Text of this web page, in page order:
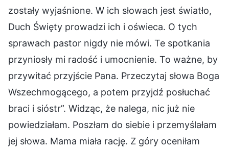
zostały wyjaśnione. W ich słowach jest światło,
Duch Święty prowadzi ich i oświeca. O tych
sprawach pastor nigdy nie mówi. Te spotkania
przyniosły mi radość i umocnienie. To ważne, by
przywitać przyjście Pana. Przeczytaj słowa Boga
Wszechmogącego, a potem przyjdź posłuchać
braci i sióstr”. Widząc, że nalega, nic już nie
powiedziałam. Poszłam do siebie i przemyślałam
jej słowa. Mama miała rację. Z góry oceniłam